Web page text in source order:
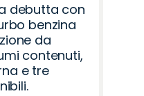
debutta con
benzina
da
contenuti,
e tre